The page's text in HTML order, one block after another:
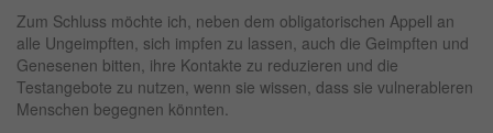
Zum Schluss möchte ich, neben dem obligatorischen Appell an
alle Ungeimpften, sich impfen zu lassen, auch die Geimpften und
Genesenen bitten, ihre Kontakte zu reduzieren und die
Testangebote zu nutzen, wenn sie wissen, dass sie vulnerableren
Menschen begegnen könnten.